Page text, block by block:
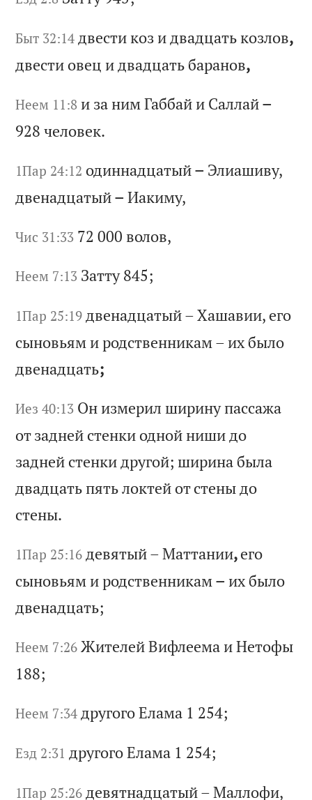
Быт 32:14 двести коз идвадцать козлов,
двести овец идвадцать баранов,
Неем 11:8 и за ним Габбай и Саллай–
928человек.
1Пар 24:12 одиннадцатый– Элиашиву,
двенадцатый– Иакиму,
Чис 31:33 72 000 волов,
Неем 7:13 Затту 845;
1Пар 25:19 двенадцатый–Хашавии, его
сыновьям иродственникам– ихбыло
двенадцать;
Иез 40:13 Он измерил ширинупассажа
отзадней стенки одной нишидо
задней стенкидругой; ширина была
двадцать пятьлоктей отстеныдо
стены.
1Пар 25:16 девятый–Маттании,его
сыновьям иродственникам– ихбыло
двенадцать;
Неем 7:26 ЖителейВифлеема иНетофы
188;
Неем 7:34 другогоЕлама 1 254;
Езд 2:31 другогоЕлама 1 254;
1Пар 25:26 девятнадцатый–Маллофи,